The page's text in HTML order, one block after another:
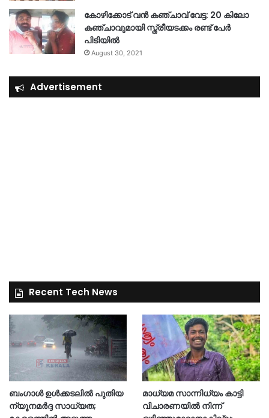
കോഴിക്കോട് വൻ കഞ്ചാവ് വേട്ട: 20 കിലോ
കഞ്ചാവുമായി സ്ത്രീയടക്കം രണ്ട് പേർ
പിടിയിൽ
August 30, 2021
Advertisement
Recent Tech News
ബംഗാൾ ഉൾക്കടലിൽ പുതിയ
ന്യൂനമർദ്ദ സാധ്യത;
മാധ്യമ സാന്നിധ്യം കാട്ടി
വിചാരണയിൽ നിന്ന്